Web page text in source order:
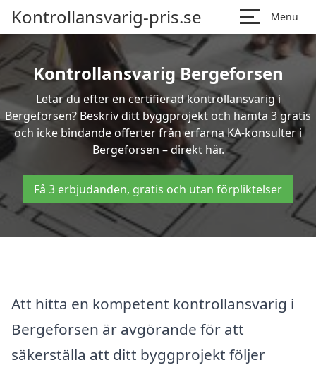
Kontrollansvarig-pris.se Menu
Kontrollansvarig Bergeforsen
Letar du efter en certifierad kontrollansvarig i
Bergeforsen? Beskriv ditt byggprojekt och hämta 3 gratis
och icke bindande offerter från erfarna KA-konsulter i
Bergeforsen – direkt här.
Få 3 erbjudanden, gratis och utan förpliktelser
Att hitta en kompetent kontrollansvarig i
Bergeforsen är avgörande för att
säkerställa att ditt byggprojekt följer